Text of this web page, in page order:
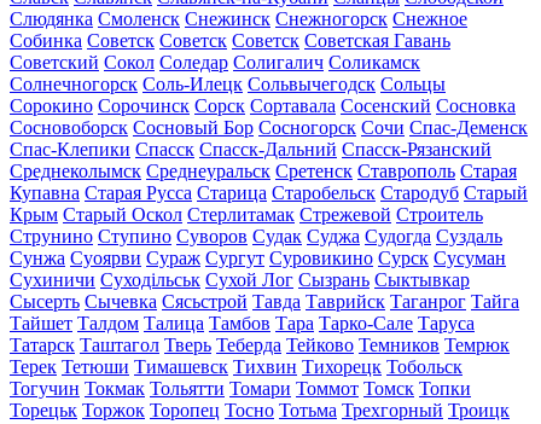
Слюдянка Смоленск Снежинск Снежногорск Снежное
Собинка Советск Советск Советск Советская Гавань
Советский Сокол Соледар Солигалич Соликамск
Солнечногорск Соль-Илецк Сольвычегодск Сольцы
Сорокино Сорочинск Сорск Сортавала Сосенский Сосновка
Сосновоборск Сосновый Бор Сосногорск Сочи Спас-Деменск
Спас-Клепики Спасск Спасск-Дальний Спасск-Рязанский
Среднеколымск Среднеуральск Сретенск Ставрополь Старая
Купавна Старая Русса Старица Старобельск Стародуб Старый
Крым Старый Оскол Стерлитамак Стрежевой Строитель
Струнино Ступино Суворов Судак Суджа Судогда Суздаль
Сунжа Суоярви Сураж Сургут Суровикино Сурск Сусуман
Сухиничи Суходільськ Сухой Лог Сызрань Сыктывкар
Сысерть Сычевка Сясьстрой Тавда Таврийск Таганрог Тайга
Тайшет Талдом Талица Тамбов Тара Тарко-Сале Таруса
Татарск Таштагол Тверь Теберда Тейково Темников Темрюк
Терек Тетюши Тимашевск Тихвин Тихорецк Тобольск
Тогучин Токмак Тольятти Томари Томмот Томск Топки
Торецьк Торжок Торопец Тосно Тотьма Трехгорный Троицк